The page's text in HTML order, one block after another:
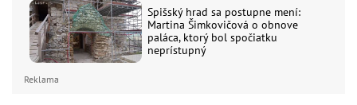
Spišský hrad sa postupne mení:
Martina Šimkovičová o obnove
paláca, ktorý bol spočiatku
neprístupný
Reklama